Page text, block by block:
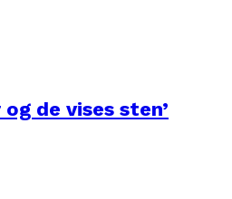
de vises sten’